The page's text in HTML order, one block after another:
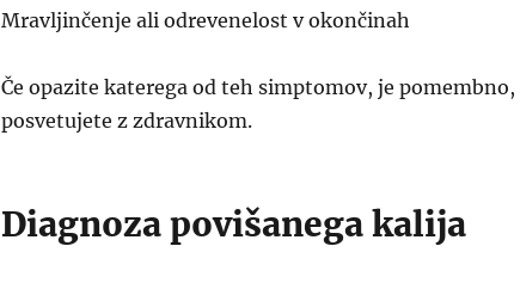
Mravljinčenje ali odrevenelost v okončinah
Če opazite katerega od teh simptomov, je pomembno,
posvetujete z zdravnikom.
Diagnoza povišanega kalija